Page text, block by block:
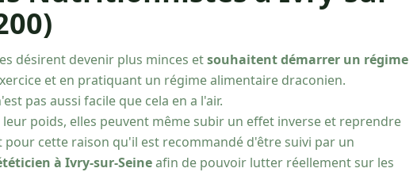
désirent devenir plus minces etsouhaitent démarrer un régime
et en pratiquant un régime alimentaire draconien.
pas aussi facile que cela en a l'air.
poids, elles peuvent même subir un effet inverse et reprendre
pour cette raison qu'il est recommandé d'être suivi par un
à Ivry-sur-Seineafin de pouvoir lutter réellement sur les